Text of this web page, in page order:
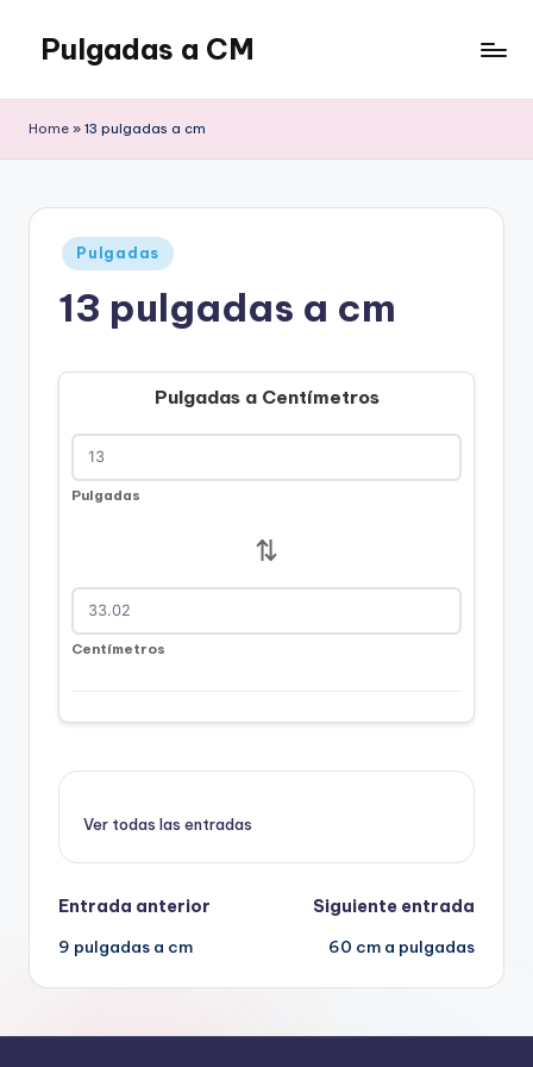
Saltar
contenido
Pulgadas a CM
Home » 13 pulgadas a cm
Publicado
en
Pulgadas
13 pulgadas a cm
Pulgadas a Centímetros
Pulgadas
⇅
Centímetros
Ver todas las entradas
Navegación
de
Entrada anterior
9 pulgadas a cm
Siguiente entrada
60 cm a pulgadas